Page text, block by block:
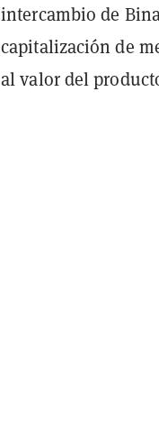
intercambio de
capitalización de
al valor del